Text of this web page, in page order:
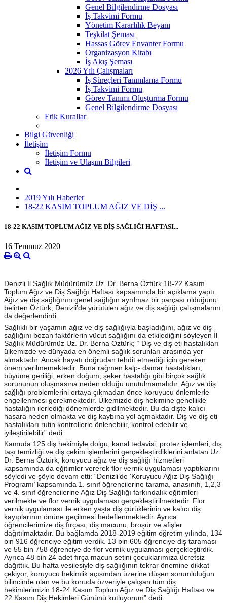
Genel Bilgilendirme Dosyası
İş Takvimi Formu
Yönetim Kararlılık Beyanı
Teşkilat Şeması
Hassas Görev Envanter Formu
Organizasyon Kitabı
İş Akış Şeması
2026 Yılı Çalışmaları
İş Süreçleri Tanımlama Formu
İş Takvimi Formu
Görev Tanımı Oluşturma Formu
Genel Bilgilendirme Dosyası
Etik Kurallar
Bilgi Güvenliği
İletişim
İletişim Formu
İletişim ve Ulaşım Bilgileri
2019 Yılı Haberler
18-22 KASIM TOPLUM AĞIZ VE DİŞ ...
18-22 KASIM TOPLUM AĞIZ VE DİŞ SAĞLIĞI HAFTASI...
16 Temmuz 2020
Denizli İl Sağlık Müdürümüz Uz. Dr. Berna Öztürk 18-22 Kasım
Toplum Ağız ve Diş Sağlığı Haftası kapsamında bir açıklama yaptı.
Ağız ve diş sağlığının genel sağlığın ayrılmaz bir parçası olduğunu
belirten Öztürk, Denizli’de yürütülen ağız ve diş sağlığı çalışmalarını
da değerlendirdi.
Sağlıklı bir yaşamın ağız ve diş sağlığıyla başladığını, ağız ve diş
sağlığını bozan faktörlerin vücut sağlığını da etkilediğini söyleyen İl
Sağlık Müdürümüz Uz. Dr. Berna Öztürk; “ Diş ve diş eti hastalıkları
ülkemizde ve dünyada en önemli sağlık sorunları arasında yer
almaktadır. Ancak hayatı doğrudan tehdit etmediği için gereken
önem verilmemektedir. Buna rağmen kalp- damar hastalıkları,
büyüme geriliği, erken doğum, şeker hastalığı gibi birçok sağlık
sorununun oluşmasına neden olduğu unutulmamalıdır. Ağız ve diş
sağlığı problemlerini ortaya çıkmadan önce koruyucu önlemlerle
engellenmesi gerekmektedir. Ülkemizde dış hekimine genellikle
hastalığın ilerlediği dönemlerde gidilmektedir. Bu da dişte kalıcı
hasara neden olmakta ve diş kaybına yol açmaktadır. Diş ve diş eti
hastalıkları rutin kontrollerle önlenebilir, kontrol edebilir ve
iyileştirilebilir” dedi.
Kamuda 125 diş hekimiyle dolgu, kanal tedavisi, protez işlemleri, dış
taşı temizliği ve diş çekim işlemlerini gerçekleştirdiklerini anlatan Uz.
Dr. Berna Öztürk, koruyucu ağız ve diş sağlığı hizmetleri
kapsamında da eğitimler vererek flor vernik uygulaması yaptıklarını
söyledi ve şöyle devam etti: “Denizli’de ‘Koruyucu Ağız Diş Sağlığı
Programı’ kapsamında 1. sınıf öğrencilerine tarama, anasınıfı, 1,2,3
ve 4. sınıf öğrencilerine Ağız Diş Sağlığı farkındalık eğitimleri
verilmekte ve flor vernik uygulaması gerçekleştirilmektedir. Flor
vernik uygulaması ile erken yaşta diş çürüklerinin ve kalıcı diş
kayıplarının önüne geçilmesi hedeflenmektedir. Ayrıca
öğrencilerimize diş fırçası, diş macunu, broşür ve afişler
dağıtılmaktadır. Bu bağlamda 2018-2019 eğitim öğretim yılında, 134
bin 916 öğrenciye eğitim verdik. 13 bin 605 öğrenciye diş taraması
ve 55 bin 758 öğrenciye de flor vernik uygulaması gerçekleştirdik.
Ayrıca 48 bin 24 adet fırça macun setini çocuklarımıza ücretsiz
dağıttık. Bu hafta vesilesiyle diş sağlığının tekrar önemine dikkat
çekiyor, koruyucu hekimlik açısından üzerine düşen sorumluluğun
bilincinde olan ve bu konuda özveriyle çalışan tüm diş
hekimlerimizin 18-24 Kasım Toplum Ağız ve Diş Sağlığı Haftası ve
22 Kasım Diş Hekimleri Gününü kutluyorum” dedi.